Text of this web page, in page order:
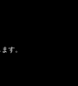
す。